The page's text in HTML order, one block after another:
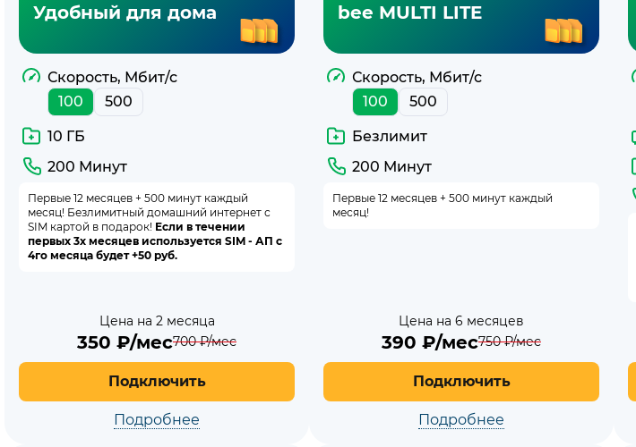
беспроводным
интернетом
билайн
Удобный для дома
Скорость, Мбит/с
100
500
10 ГБ
200 Минут
Первые 12 месяцев + 500 минут каждый
месяц! Безлимитный домашний интернет с
SIM картой в подарок! Если в течении
первых 3х месяцев используется SIM - АП с
4го месяца будет +50 руб.
Цена на 2 месяца
350 ₽/мес700₽/мес
Подключить
Подробнее
bee MULTI LITE
Скорость, Мбит/с
100
500
Безлимит
200 Минут
Первые 12 месяцев + 500 минут каждый
месяц!
Цена на 6 месяцев
390 ₽/мес750₽/мес
Подключить
Подробнее